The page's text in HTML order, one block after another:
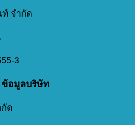
จำกัด
3
ข้อมูลบริษัท
ด